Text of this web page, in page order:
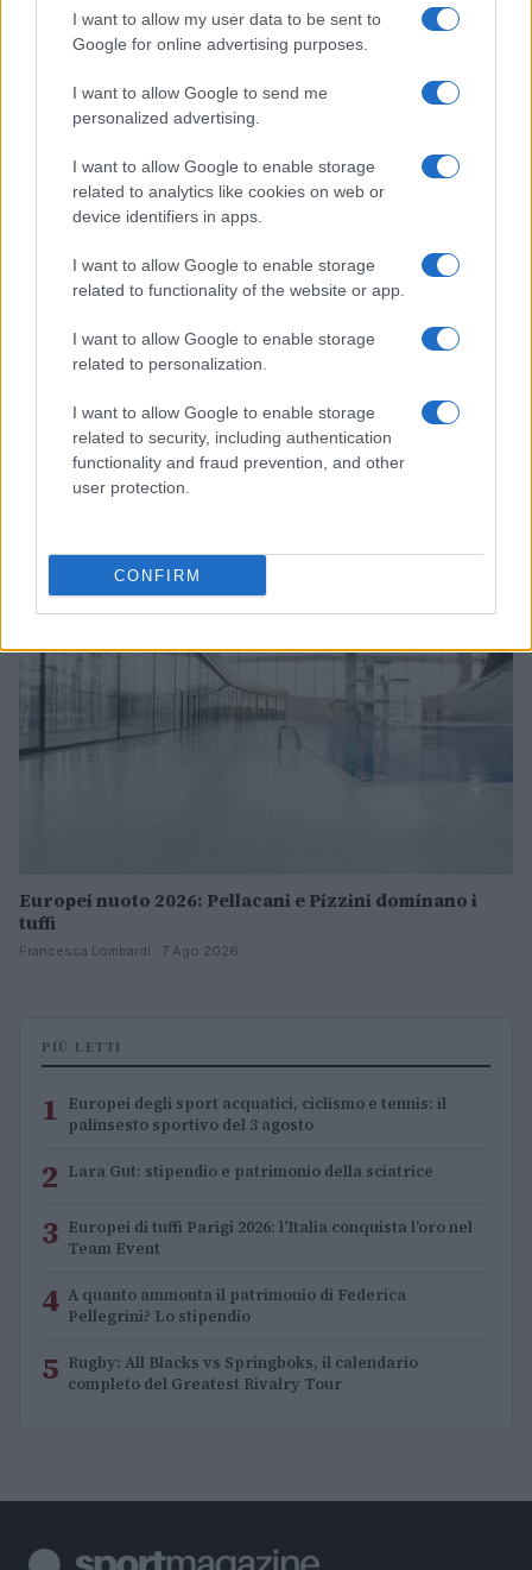
I want to allow my user data to be sent to
Google for online advertising purposes.
I want to allow Google to send me
personalized advertising.
I want to allow Google to enable storage
related to analytics like cookies on web or
device identifiers in apps.
I want to allow Google to enable storage
related to functionality of the website or app.
I want to allow Google to enable storage
related to personalization.
I want to allow Google to enable storage
related to security, including authentication
functionality and fraud prevention, and other
user protection.
CONFIRM
Come migliorare il rovescio nel padel e trasformare
la difesa in attacco
Linci Rugby Club Milano: la storia di un gruppo di
atlete che ha scelto l’autogestione
ALTRI SPORT
Europei nuoto 2026: Pellacani e Pizzini dominano i
tuffi
Francesca Lombardi · 7 Ago 2026
PIÙ LETTI
1 Europei degli sport acquatici, ciclismo e tennis: il
palinsesto sportivo del 3 agosto
2 Lara Gut: stipendio e patrimonio della sciatrice
3 Europei di tuffi Parigi 2026: l’Italia conquista l’oro nel
Team Event
4 A quanto ammonta il patrimonio di Federica
Pellegrini? Lo stipendio
5 Rugby: All Blacks vs Springboks, il calendario
completo del Greatest Rivalry Tour